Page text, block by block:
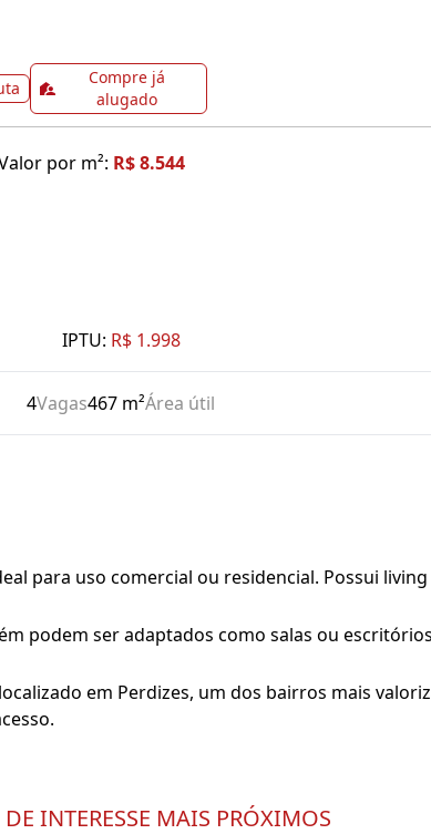
Compre já
alugado
por m²: R$ 8.544
IPTU: R$ 1.998
4Vagas467 m²Área útil
para uso comercial ou residencial. Possui
podem ser adaptados como salas ou
em Perdizes, um dos bairros mais
INTERESSE MAIS PRÓXIMOS